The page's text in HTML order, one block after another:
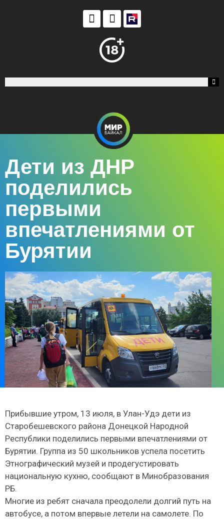
Дети из ДНР
поделились
первыми
впечатлениями от
Бурятии
Прибывшие утром, 13 июля, в Улан-Удэ дети из
Старобешевского района Донецкой Народной
Республики поделились первыми впечатлениями от
Бурятии. Группа из 50 школьников успела посетить
Этнографический музей и продегустировать
национальную кухню, сообщают в Минобразования
РБ.
Многие из ребят сначала преодолели долгий путь на
автобусе, а потом впервые летели на самолете. По